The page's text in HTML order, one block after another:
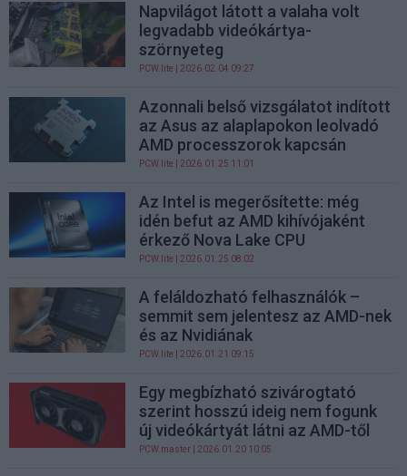
Napvilágot látott a valaha volt
legvadabb videókártya-
szörnyeteg
PCW.lite | 2026.02.04 09:27
Azonnali belső vizsgálatot indított
az Asus az alaplapokon leolvadó
AMD processzorok kapcsán
PCW.lite | 2026.01.25 11:01
Az Intel is megerősítette: még
idén befut az AMD kihívójaként
érkező Nova Lake CPU
PCW.lite | 2026.01.25 08:02
A feláldozható felhasználók –
semmit sem jelentesz az AMD-nek
és az Nvidiának
PCW.lite | 2026.01.21 09:15
Egy megbízható szivárogtató
szerint hosszú ideig nem fogunk
új videókártyát látni az AMD-től
PCW.master | 2026.01.20 10:05